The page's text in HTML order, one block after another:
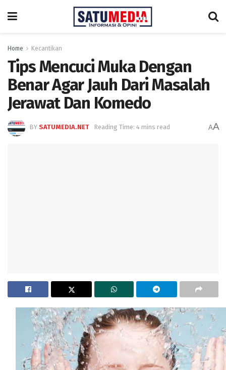
Home Kecantikan
Tips Mencuci Muka Dengan
Benar Agar Jauh Dari Masalah
Jerawat Dan Komedo
BY SATUMEDIA.NET Reading Time: 4 mins read AA